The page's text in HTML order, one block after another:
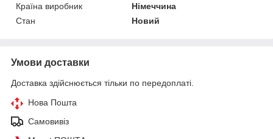
Країна виробник
Німеччина
Стан
Новий
Умови доставки
Доставка здійснюється тільки по передоплаті.
Нова Пошта
Самовивіз